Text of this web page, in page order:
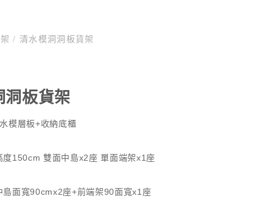
架/ 清水模洞洞板貨架
洞板貨架
模層板+收納底櫃
度150cm 雙面中島x2座 單面端架x1座
島面寬90cmx2座+前端架90面寬x1座